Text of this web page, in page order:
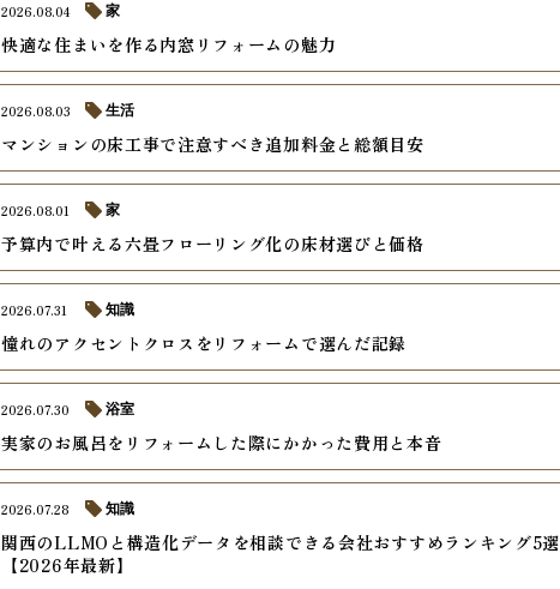
快適な住まいを作る内窓リフォームの魅力
2026.08.04 家
マンションの床工事で注意すべき追加料金と総額目安
2026.08.03 生活
予算内で叶える六畳フローリング化の床材選びと価格
2026.08.01 家
憧れのアクセントクロスをリフォームで選んだ記録
2026.07.31 知識
実家のお風呂をリフォームした際にかかった費用と本音
2026.07.30 浴室
関西のLLMOと構造化データを相談できる会社おすすめランキング5選
【2026年最新】
2026.07.28 知識